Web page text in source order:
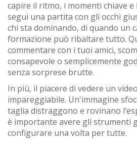
capire il ritmo, i momenti chiave e
segui una partita con gli occhi
chi sta dominando, di quando un
formazione può ribaltare tutto.
commentare con i tuoi amici,
consapevole o semplicemente
senza sorprese brutte.
In più, il piacere di vedere un
impareggiabile. Un'immagine
taglia distraggono e rovinano
è importante avere gli strumenti
configurare una volta per tutte.